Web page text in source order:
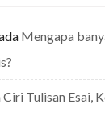
Mengapa
Ciri Tulisan Esai,